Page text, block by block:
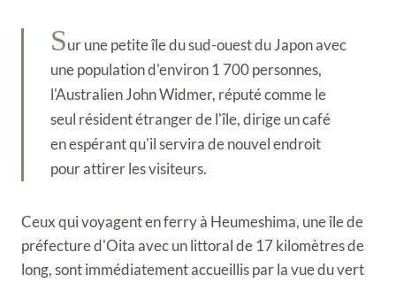
Sur une petite île du sud-ouest du Japon avec
une population d'environ 1 700 personnes,
l'Australien John Widmer, réputé comme le
seul résident étranger de l'île, dirige un café
en espérant qu'il servira de nouvel endroit
pour attirer les visiteurs.
Ceux qui voyagent en ferry à Heumeshima, une île de
préfecture d'Oita avec un littoral de 17 kilomètres de
long, sont immédiatement accueillis par la vue du vert